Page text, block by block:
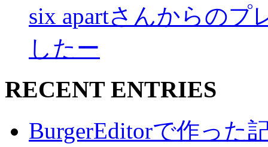
six apartさんからのプ
したー
RECENT ENTRIES
BurgerEditorで作った